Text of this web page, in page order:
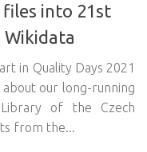
into 21st
in Quality Days 2021
our long-running
of the Czech
from the...